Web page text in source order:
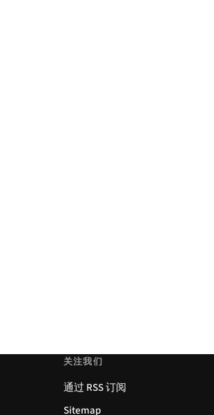
关注我们
通过 RSS 订阅
Sitemap